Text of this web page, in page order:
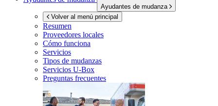
Ayudantes de mudanza
Volver al menú principal
Resumen
Proveedores locales
Cómo funciona
Servicios
Tipos de mudanzas
Servicios U-Box
Preguntas frecuentes